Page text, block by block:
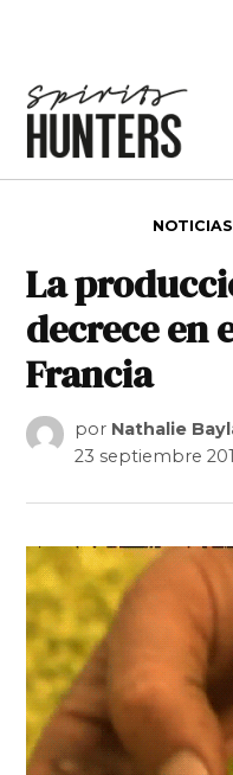
NOTICIAS
La
decrece en
Francia
por Nathalie
23 septiembre